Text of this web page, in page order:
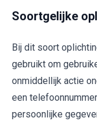
Soortgelijke
Bij dit soort
gebruikt om
onmiddellijk actie
een
persoonlijke